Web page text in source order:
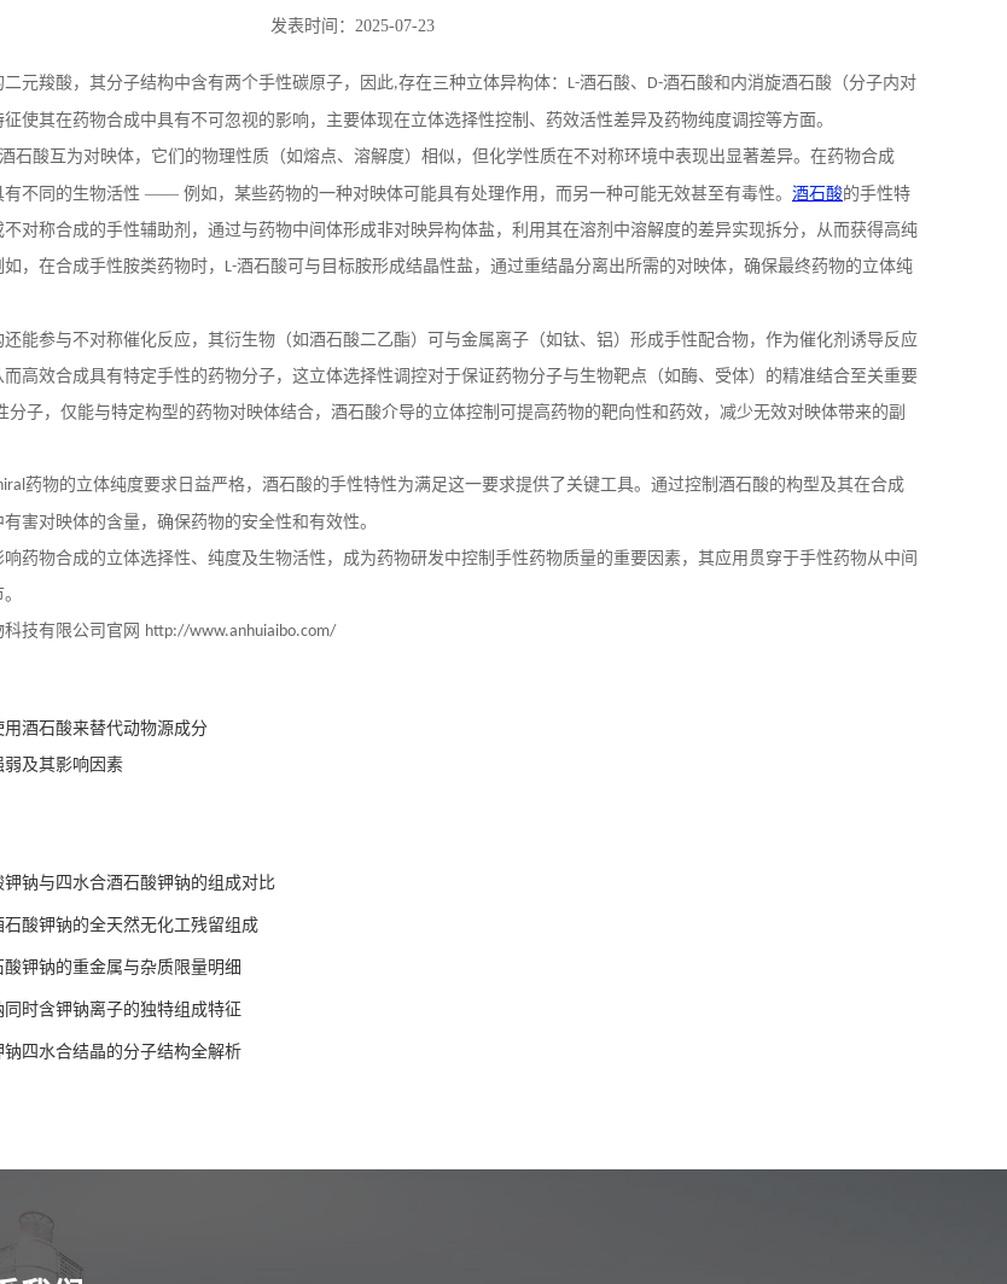
发表时间：2025-07-23
元羧酸，其分子结构中含有两个手性碳原子，因此,存在三种立体异构体： L-酒石酸、 D-酒石酸和内消旋酒石酸（分子内对
使其在药物合成中具有不可忽视的影响，主要体现在立体选择性控制、药效活性差异及药物纯度调控等方面。
酒石酸互为对映体，它们的物理性质（如熔点、溶解度）相似，但化学性质在不对称环境中表现出显著差异。在药物合成
不同的生物活性 —— 例如，某些药物的一种对映体可能具有处理作用，而另一种可能无效甚至有毒性。 酒石酸的手性特
对称合成的手性辅助剂，通过与药物中间体形成非对映异构体盐，利用其在溶剂中溶解度的差异实现拆分，从而获得高纯
，在合成手性胺类药物时， L-酒石酸可与目标胺形成结晶性盐，通过重结晶分离出所需的对映体，确保最终药物的立体纯
能参与不对称催化反应，其衍生物（如酒石酸二乙酯）可与金属离子（如钛、铝）形成手性配合物，作为催化剂诱导反应
高效合成具有特定手性的药物分子，这立体选择性调控对于保证药物分子与生物靶点（如酶、受体）的精准结合至关重要
子，仅能与特定构型的药物对映体结合，酒石酸介导的立体控制可提高药物的靶向性和药效，减少无效对映体带来的副
药物的立体纯度要求日益严格，酒石酸的手性特性为满足这一要求提供了关键工具。通过控制酒石酸的构型及其在合成
害对映体的含量，确保药物的安全性和有效性。
药物合成的立体选择性、纯度及生物活性，成为药物研发中控制手性药物质量的重要因素，其应用贯穿于手性药物从中间
技有限公司官网 http://www.anhuiaibo.com/
酒石酸来替代动物源成分
及其影响因素
钠与四水合酒石酸钾钠的组成对比
酸钾钠的全天然无化工残留组成
钾钠的重金属与杂质限量明细
时含钾钠离子的独特组成特征
四水合结晶的分子结构全解析